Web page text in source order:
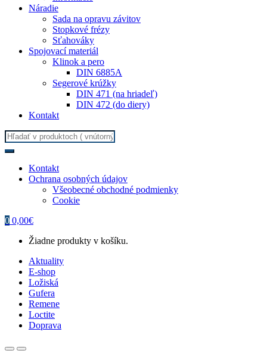
Náradie
Sada na opravu závitov
Stopkové frézy
Sťahováky
Spojovací materiál
Klinok a pero
DIN 6885A
Segerové krúžky
DIN 471 (na hriadeľ)
DIN 472 (do diery)
Kontakt
Search
for:
Kontakt
Ochrana osobných údajov
Všeobecné obchodné podmienky
Cookie
0 0,00€
Žiadne produkty v košíku.
Aktuality
E-shop
Ložiská
Gufera
Remene
Loctite
Doprava